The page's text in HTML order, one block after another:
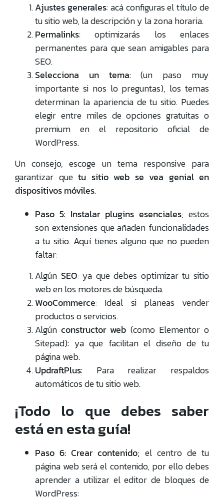
Ajustes generales: acá configuras el título de
tu sitio web, la descripción y la zona horaria.
Permalinks: optimizarás los enlaces
permanentes para que sean amigables para
SEO.
Selecciona un tema: (un paso muy
importante si nos lo preguntas), los temas
determinan la apariencia de tu sitio. Puedes
elegir entre miles de opciones gratuitas o
premium en el repositorio oficial de
WordPress.
Un consejo, escoge un tema responsive para
garantizar que tu sitio web se vea genial en
dispositivos móviles.
Paso 5: Instalar plugins esenciales; estos
son extensiones que añaden funcionalidades
a tu sitio. Aquí tienes alguno que no pueden
faltar:
Algún SEO: ya que debes optimizar tu sitio
web en los motores de búsqueda.
WooCommerce: Ideal si planeas vender
productos o servicios.
Algúnconstructor web (como Elementor o
Sitepad): ya que facilitan el diseño de tu
página web.
UpdraftPlus: Para realizar respaldos
automáticos de tu sitio web.
¡Todo lo que debes saber
está en esta guía!
Paso 6: Crear contenido; el centro de tu
página web será el contenido, por ello debes
aprender a utilizar el editor de bloques de
WordPress: